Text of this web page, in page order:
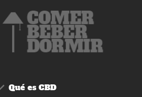
Qué es CBD